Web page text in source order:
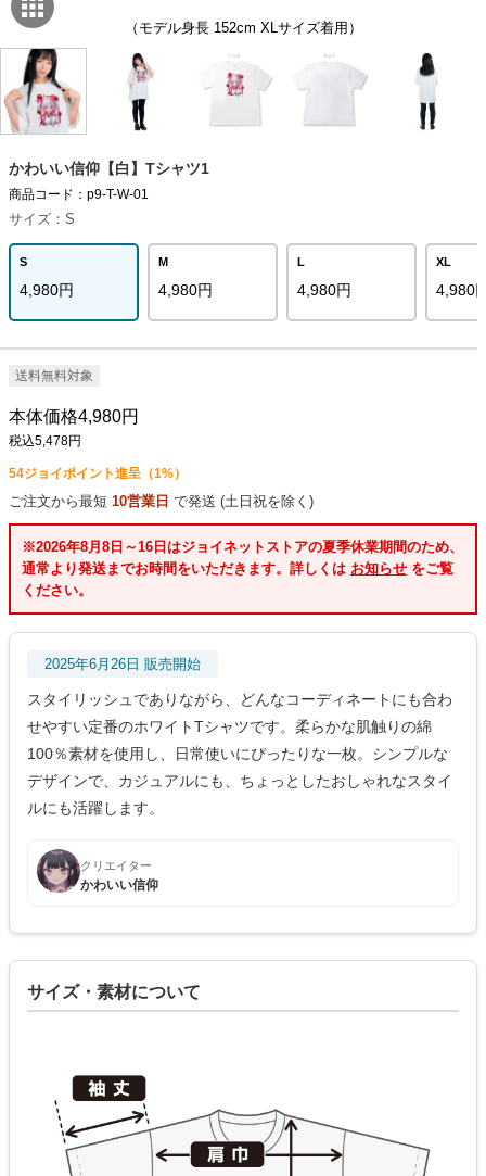
（モデル身長 152cm XLサイズ着用）
かわいい信仰【白】Tシャツ1
商品コード：p9-T-W-01
サイズ：S
S
4,980円
M
4,980円
L
4,980円
XL
4,980
送料無料対象
本体価格4,980円
税込5,478円
54ジョイポイント進呈（1%）
ご注文から最短 10営業日 で発送 (土日祝を除く)
※2026年8月8日～16日はジョイネットストアの夏季休業期間のため、
通常より発送までお時間をいただきます。詳しくは お知らせ をご覧
ください。
2025年6月26日 販売開始
スタイリッシュでありながら、どんなコーディネートにも合わ
せやすい定番のホワイトTシャツです。柔らかな肌触りの綿
100％素材を使用し、日常使いにぴったりな一枚。シンプルな
デザインで、カジュアルにも、ちょっとしたおしゃれなスタイ
ルにも活躍します。
クリエイター
かわいい信仰
サイズ・素材について